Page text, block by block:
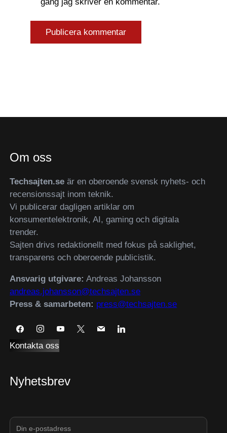
Om oss
Techsajten.se är en oberoende svensk nyhets- och
recensionssajt inom teknik.
Vi publicerar dagligen artiklar om
konsumentelektronik, AI, gaming och digitala
trender.
Sajten drivs redaktionellt med fokus på saklighet,
transparens och oberoende publicistik.
Ansvarig utgivare: Andreas Johansson
andreas.johansson@techsajten.se
Press & samarbeten: press@techsajten.se
Kontakta oss
Nyhetsbrev